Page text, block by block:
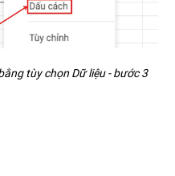
tùy chọn Dữ liệu - bước 3